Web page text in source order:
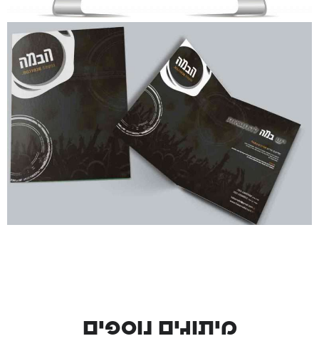
מיתוגים נוספים